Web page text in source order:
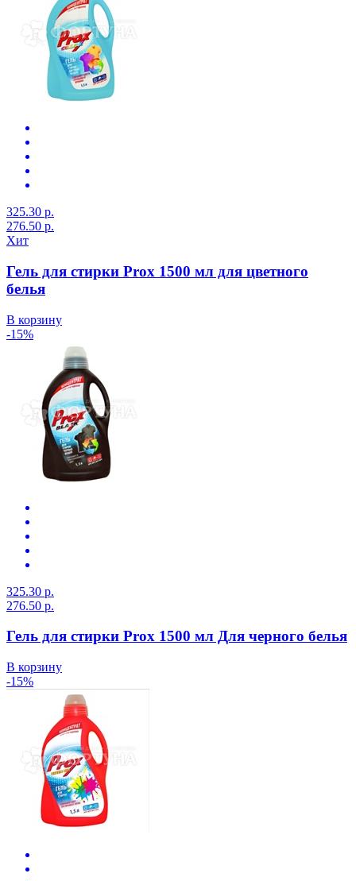
325.30 р.
276.50 р.
Хит
Гель для стирки Prox 1500 мл для цветного
белья
В корзину
-15%
325.30 р.
276.50 р.
Гель для стирки Prox 1500 мл Для черного белья
В корзину
-15%